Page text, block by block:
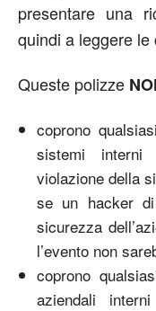
presentare una
quindi a leggere
Queste polizze
coprono
sistemi interni
violazione della
se un hacker
sicurezza
l’evento non
coprono
aziendali